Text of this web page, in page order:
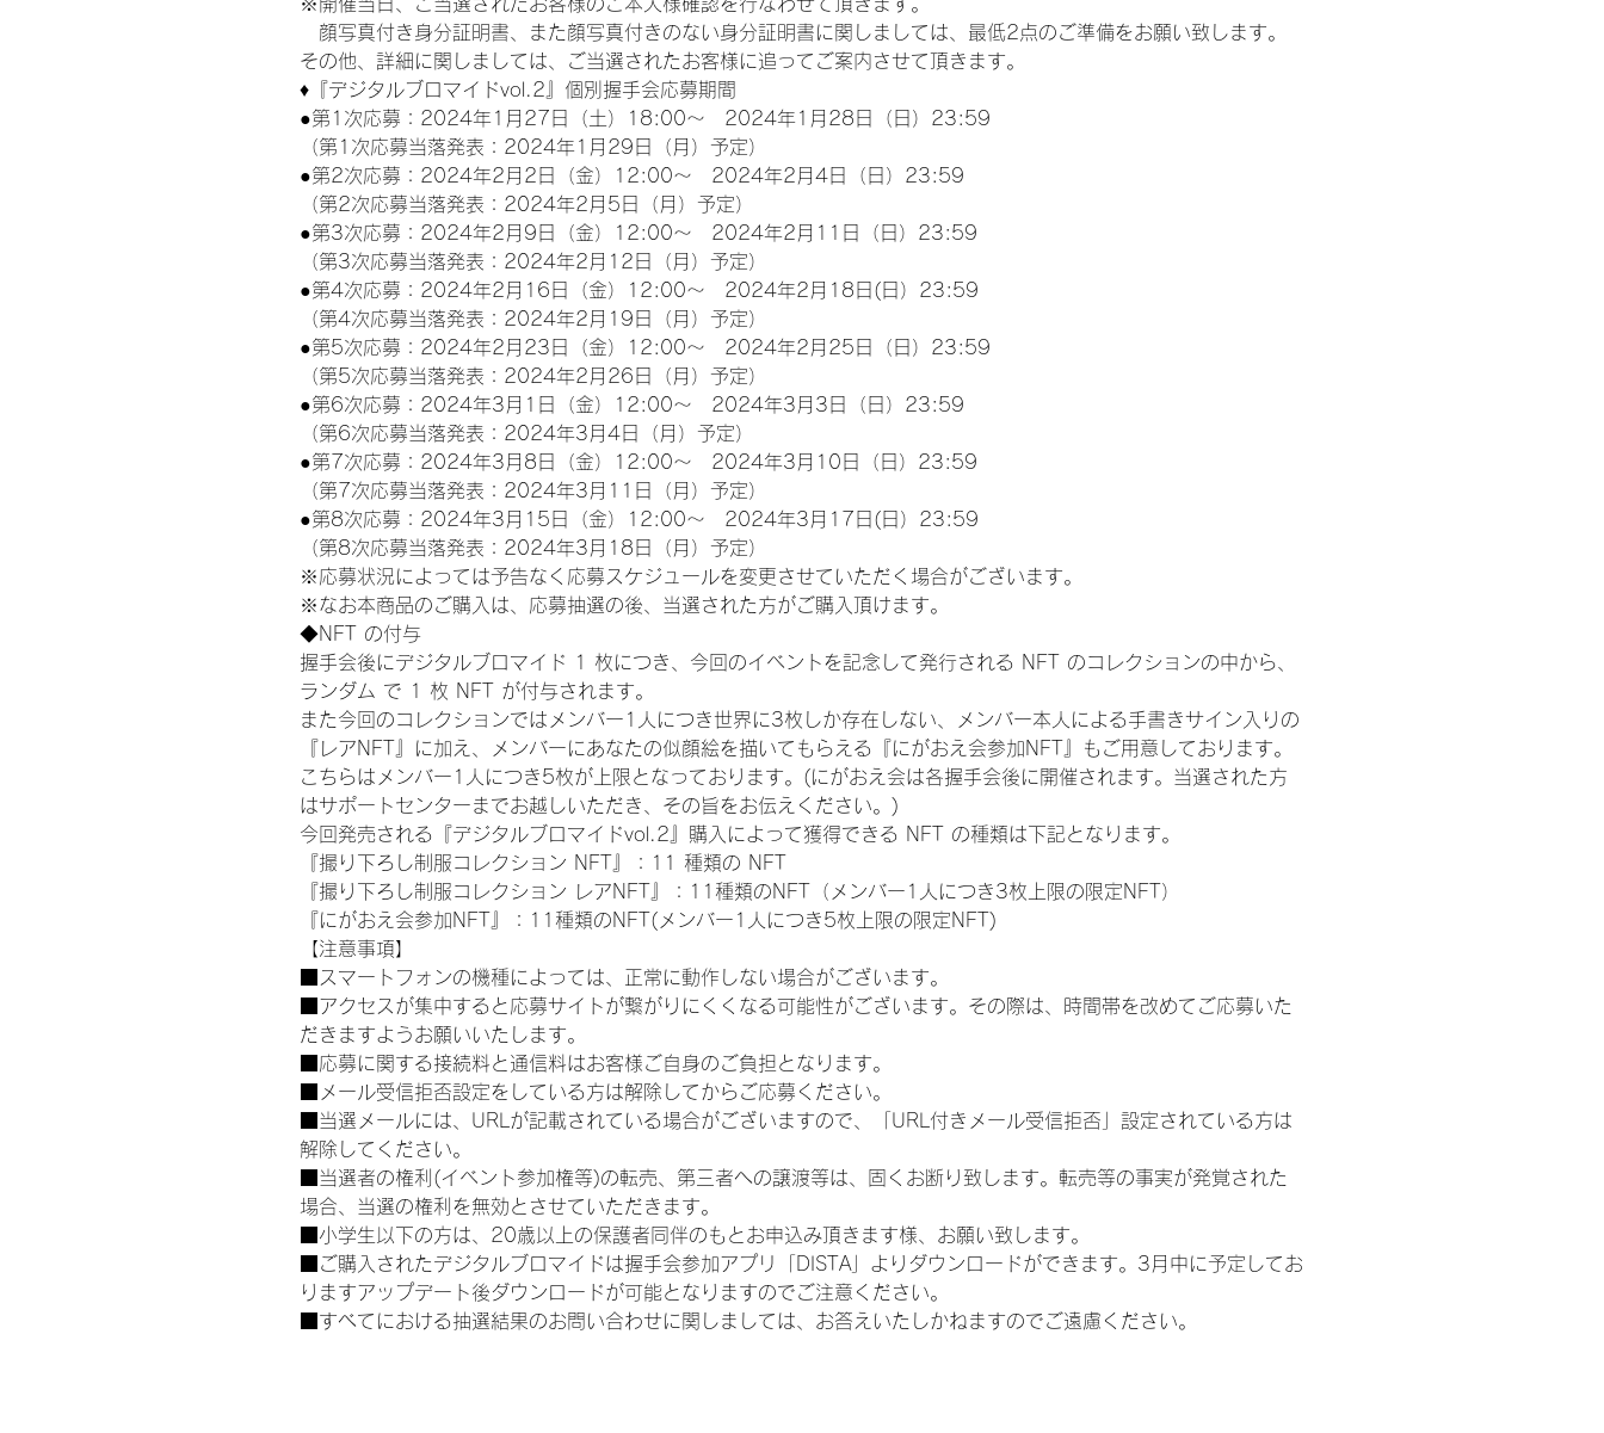
顔写真付き身分証明書、また顔写真付きのない身分証明書に関しましては、最低2点のご準備をお願い致します。
その他、詳細に関しましては、ご当選されたお客様に追ってご案内させて頂きます。
♦『デジタルブロマイドvol.2』個別握手会応募期間
●第1次応募：2024年1月27日（土）18:00～　2024年1月28日（日）23:59
（第1次応募当落発表：2024年1月29日（月）予定）
●第2次応募：2024年2月2日（金）12:00～　2024年2月4日（日）23:59
（第2次応募当落発表：2024年2月5日（月）予定）
●第3次応募：2024年2月9日（金）12:00～　2024年2月11日（日）23:59
（第3次応募当落発表：2024年2月12日（月）予定）
●第4次応募：2024年2月16日（金）12:00～　2024年2月18日(日）23:59
（第4次応募当落発表：2024年2月19日（月）予定）
●第5次応募：2024年2月23日（金）12:00～　2024年2月25日（日）23:59
（第5次応募当落発表：2024年2月26日（月）予定）
●第6次応募：2024年3月1日（金）12:00～　2024年3月3日（日）23:59
（第6次応募当落発表：2024年3月4日（月）予定）
●第7次応募：2024年3月8日（金）12:00～　2024年3月10日（日）23:59
（第7次応募当落発表：2024年3月11日（月）予定）
●第8次応募：2024年3月15日（金）12:00～　2024年3月17日(日）23:59
（第8次応募当落発表：2024年3月18日（月）予定）
※応募状況によっては予告なく応募スケジュールを変更させていただく場合がございます。
※なお本商品のご購入は、応募抽選の後、当選された方がご購入頂けます。
◆NFT の付与
握手会後にデジタルブロマイド 1 枚につき、今回のイベントを記念して発行される NFT のコレクションの中から、
ランダム で 1 枚 NFT が付与されます。
また今回のコレクションではメンバー1人につき世界に3枚しか存在しない、メンバー本人による手書きサイン入りの
『レアNFT』に加え、メンバーにあなたの似顔絵を描いてもらえる『にがおえ会参加NFT』もご用意しております。
こちらはメンバー1人につき5枚が上限となっております。(にがおえ会は各握手会後に開催されます。当選された方
はサポートセンターまでお越しいただき、その旨をお伝えください。)
今回発売される『デジタルブロマイドvol.2』購入によって獲得できる NFT の種類は下記となります。
『撮り下ろし制服コレクション NFT』：11 種類の NFT
『撮り下ろし制服コレクション レアNFT』：11種類のNFT（メンバー1人につき3枚上限の限定NFT）
『にがおえ会参加NFT』：11種類のNFT(メンバー1人につき5枚上限の限定NFT)
【注意事項】
■スマートフォンの機種によっては、正常に動作しない場合がございます。
■アクセスが集中すると応募サイトが繋がりにくくなる可能性がございます。その際は、時間帯を改めてご応募いた
だきますようお願いいたします。
■応募に関する接続料と通信料はお客様ご自身のご負担となります。
■メール受信拒否設定をしている方は解除してからご応募ください。
■当選メールには、URLが記載されている場合がございますので、「URL付きメール受信拒否」設定されている方は
解除してください。
■当選者の権利(イベント参加権等)の転売、第三者への譲渡等は、固くお断り致します。転売等の事実が発覚された
場合、当選の権利を無効とさせていただきます。
■小学生以下の方は、20歳以上の保護者同伴のもとお申込み頂きます様、お願い致します。
■ご購入されたデジタルブロマイドは握手会参加アプリ「DISTA」よりダウンロードができます。3月中に予定してお
りますアップデート後ダウンロードが可能となりますのでご注意ください。
■すべてにおける抽選結果のお問い合わせに関しましては、お答えいたしかねますのでご遠慮ください。